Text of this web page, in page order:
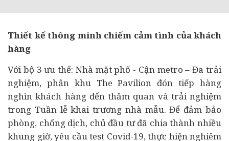
Thiết kế thông minh chiếm cảm tình của khách
hàng
Với bộ 3 ưu thế: Nhà mặt phố - Cận metro – Đa trải
nghiệm, phân khu The Pavilion đón tiếp hàng
nghìn khách hàng đến thăm quan và trải nghiệm
trong Tuần lễ khai trương nhà mẫu. Để đảm bảo
phòng, chống dịch, chủ đầu tưđã chia thành nhiều
khung giờ, yêu cầu test Covid-19, thực hiện nghiêm